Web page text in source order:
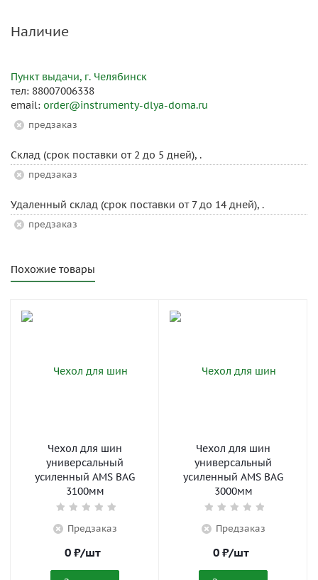
Наличие
Пункт выдачи, г. Челябинск
тел: 88007006338
email: order@instrumenty-dlya-doma.ru
Предзаказ
Склад (срок поставки от 2 до 5 дней), .
Предзаказ
Удаленный склад (срок поставки от 7 до 14 дней), .
Предзаказ
Похожие товары
Чехол для шин
универсальный
усиленный AMS BAG
3100мм
Предзаказ
0₽/шт
Чехол для шин
универсальный
усиленный AMS BAG
3000мм
Предзаказ
0₽/шт